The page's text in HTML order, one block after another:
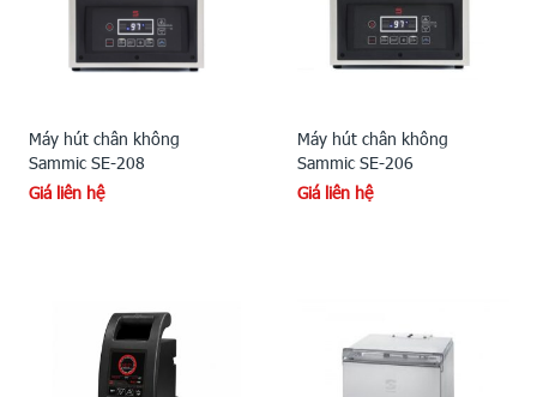
Máy hút chân không
Sammic SE-208
Giá liên hệ
Máy hút chân không
Sammic SE-206
Giá liên hệ